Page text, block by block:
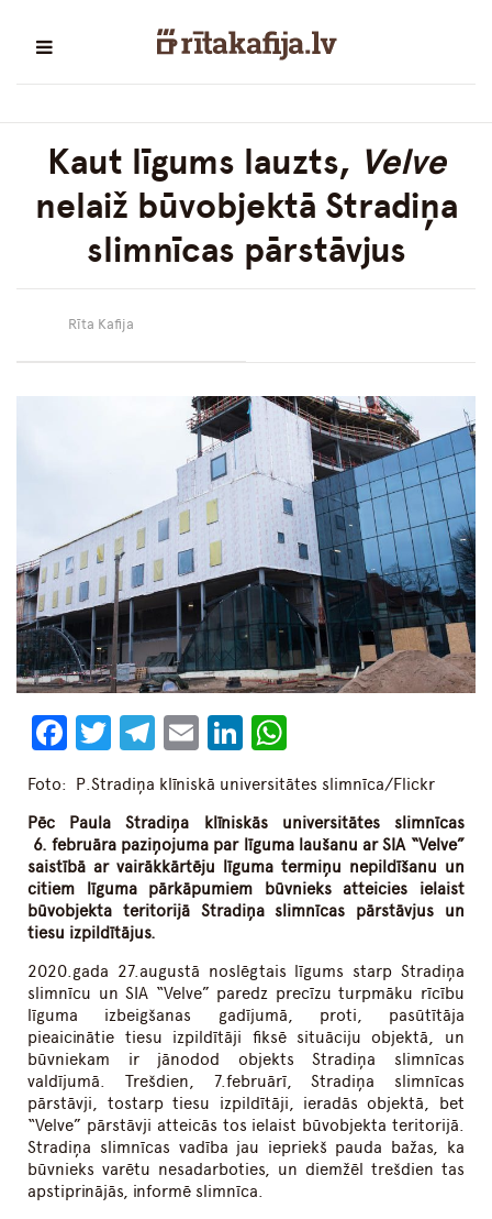
Kaut līgums lauzts, Velve
nelaiž būvobjektā Stradiņa
slimnīcas pārstāvjus
Rīta Kafija
Facebook
Twitter
Telegram
EmailLinkedIn
Foto: P.Stradiņa klīniskā universitātes slimnīca/Flickr
Pēc Paula Stradiņa klīniskās universitātes slimnīcas
6. februāra paziņojuma par līguma laušanu ar SIA “Velve”
saistībā ar vairākkārtēju līguma termiņu nepildīšanu un
citiem līguma pārkāpumiem būvnieks atteicies ielaist
būvobjekta teritorijā Stradiņa slimnīcas pārstāvjus un
tiesu izpildītājus.
2020.gada 27.augustā noslēgtais līgums starp Stradiņa
slimnīcu un SIA “Velve” paredz precīzu turpmāku rīcību
līguma izbeigšanas gadījumā, proti, pasūtītāja
pieaicinātie tiesu izpildītāji fiksē situāciju objektā, un
būvniekam ir jānodod objekts Stradiņa slimnīcas
valdījumā. Trešdien, 7.februārī, Stradiņa slimnīcas
pārstāvji, tostarp tiesu izpildītāji, ieradās objektā, bet
“Velve” pārstāvji atteicās tos ielaist būvobjekta teritorijā.
Stradiņa slimnīcas vadība jau iepriekš pauda bažas, ka
būvnieks varētu nesadarboties, un diemžēl trešdien tas
apstiprinājās, informē slimnīca.